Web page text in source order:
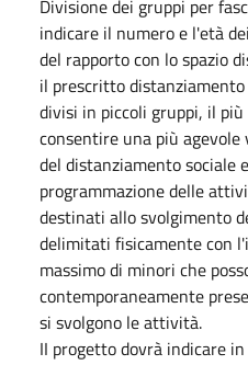
Divisione dei gruppi per
indicare il numero e l'età
del rapporto con lo spazio
il prescritto
divisi in piccoli gruppi, il
consentire una più
del distanziamento sociale
programmazione delle
destinati allo svolgimento
delimitati fisicamente con
massimo di minori che
contemporaneamente
si svolgono le attività.
II progetto dovrà indicare